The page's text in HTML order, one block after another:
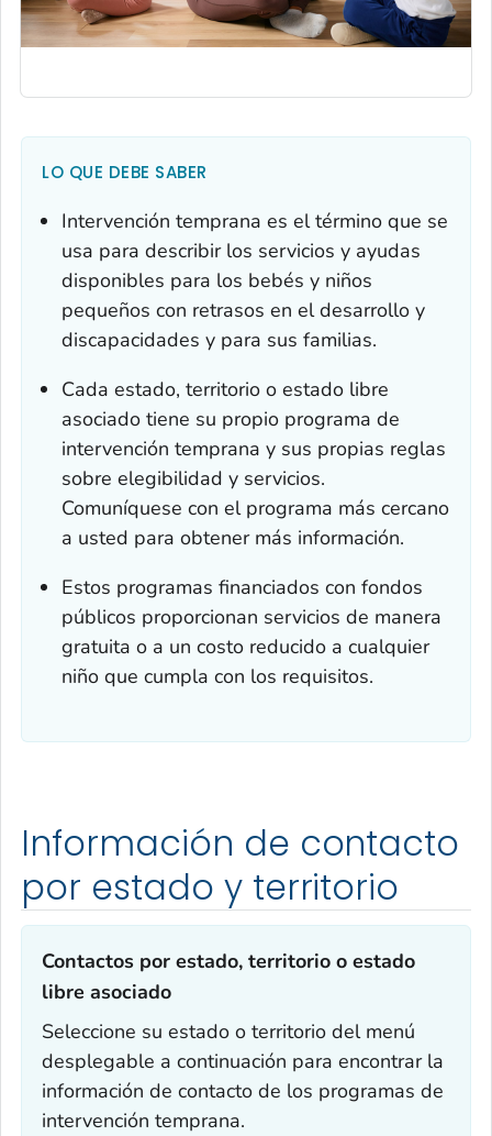
LO QUE DEBE SABER
Intervención temprana es el término que se
usa para describir los servicios y ayudas
disponibles para los bebés y niños
pequeños con retrasos en el desarrollo y
discapacidades y para sus familias.
Cada estado, territorio o estado libre
asociado tiene su propio programa de
intervención temprana y sus propias reglas
sobre elegibilidad y servicios.
Comuníquese con el programa más cercano
a usted para obtener más información.
Estos programas financiados con fondos
públicos proporcionan servicios de manera
gratuita o a un costo reducido a cualquier
niño que cumpla con los requisitos.
Información de contacto
por estado y territorio
Contactos por estado, territorio o estado
libre asociado
Seleccione su estado o territorio del menú
desplegable a continuación para encontrar la
información de contacto de los programas de
intervención temprana.